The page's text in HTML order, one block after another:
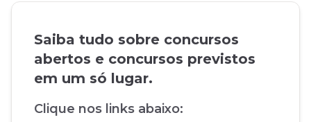
Saiba tudo sobre concursos
abertos e concursos previstos
em um só lugar.
Clique nos links abaixo: